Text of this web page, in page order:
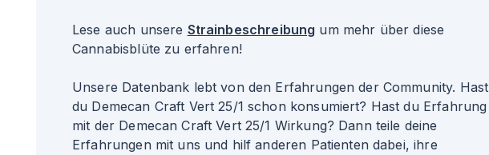
Lese auch unsere Strainbeschreibung um mehr über diese
Cannabisblüte zu erfahren!
Unsere Datenbank lebt von den Erfahrungen der Community. Hast
du Demecan Craft Vert 25/1 schon konsumiert? Hast du Erfahrung
mit der Demecan Craft Vert 25/1 Wirkung? Dann teile deine
Erfahrungen mit uns und hilf anderen Patienten dabei, ihre